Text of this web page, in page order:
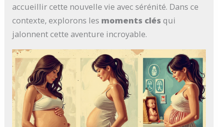
accueillir cette nouvelle vie avec sérénité. Dans ce
contexte, explorons les moments clés qui
jalonnent cette aventure incroyable.